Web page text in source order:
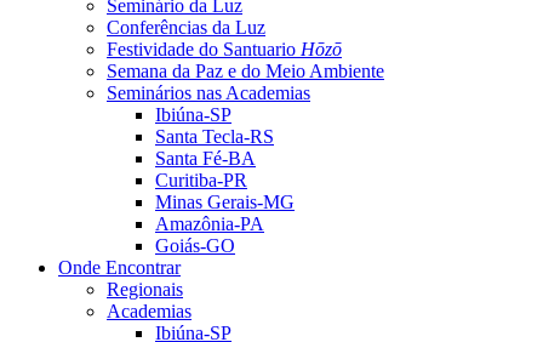
Seminário da Luz
Conferências da Luz
Festividade do Santuario Hōzō
Semana da Paz e do Meio Ambiente
Seminários nas Academias
Ibiúna-SP
Santa Tecla-RS
Santa Fé-BA
Curitiba-PR
Minas Gerais-MG
Amazônia-PA
Goiás-GO
Onde Encontrar
Regionais
Academias
Ibiúna-SP